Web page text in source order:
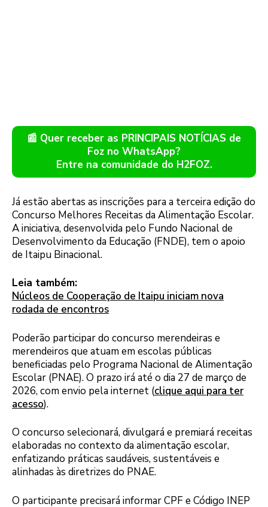
📰 Quer receber as PRINCIPAIS NOTÍCIAS de
Foz no WhatsApp?
Entre na comunidade do H2FOZ.
Já estão abertas as inscrições para a terceira edição do
Concurso Melhores Receitas da Alimentação Escolar.
A iniciativa, desenvolvida pelo Fundo Nacional de
Desenvolvimento da Educação (FNDE), tem o apoio
de Itaipu Binacional.
Leia também:
Núcleos de Cooperação de Itaipu iniciam nova
rodada de encontros
Poderão participar do concurso merendeiras e
merendeiros que atuam em escolas públicas
beneficiadas pelo Programa Nacional de Alimentação
Escolar (PNAE). O prazo irá até o dia 27 de março de
2026, com envio pela internet (clique aqui para ter
acesso).
O concurso selecionará, divulgará e premiará receitas
elaboradas no contexto da alimentação escolar,
enfatizando práticas saudáveis, sustentáveis e
alinhadas às diretrizes do PNAE.
O participante precisará informar CPF e Código INEP